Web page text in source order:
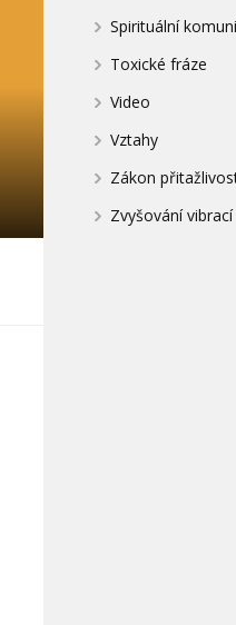
Spirituální
Toxické fráze
Video
Vztahy
Zákon
Zvyšování vibrací